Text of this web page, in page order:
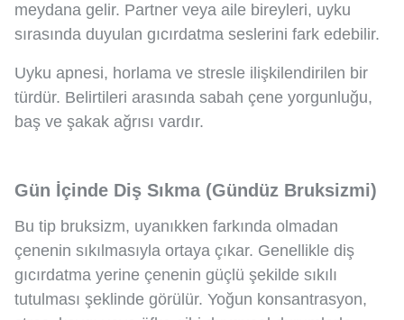
meydana gelir. Partner veya aile bireyleri, uyku
sırasında duyulan gıcırdatma seslerini fark edebilir.
Uyku apnesi, horlama ve stresle ilişkilendirilen bir
türdür. Belirtileri arasında sabah çene yorgunluğu,
baş ve şakak ağrısı vardır.
Gün İçinde Diş Sıkma (Gündüz Bruksizmi)
Bu tip bruksizm, uyanıkken farkında olmadan
çenenin sıkılmasıyla ortaya çıkar. Genellikle diş
gıcırdatma yerine çenenin güçlü şekilde sıkılı
tutulması şeklinde görülür. Yoğun konsantrasyon,